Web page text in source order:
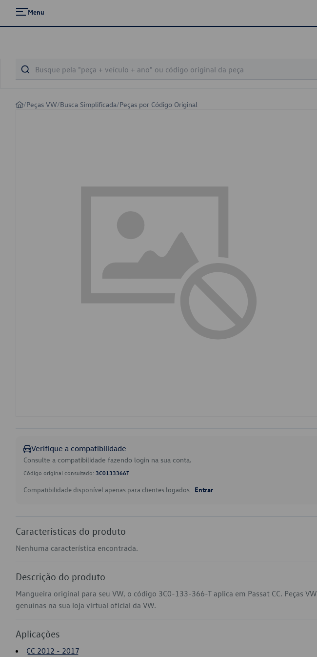
Menu
/Peças VW/Busca Simplificada/Peças por Código Original
Verifique a compatibilidade
Consulte a compatibilidade fazendo login na sua conta.
Código original consultado: 3C0133366T
Compatibilidade disponível apenas para clientes logados. Entrar
Características do produto
Nenhuma característica encontrada.
Descrição do produto
Mangueira original para seu VW, o código 3C0-133-366-T aplica em Passat CC. Peças VW
genuínas na sua loja virtual oficial da VW.
Aplicações
CC 2012 - 2017